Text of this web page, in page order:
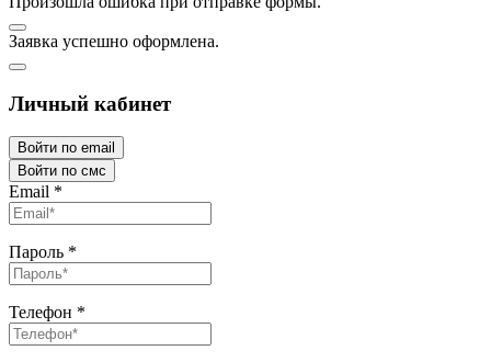
Заявка успешно оформлена.
Личный кабинет
Войти по email
Войти по смс
Email *
Пароль *
Телефон *